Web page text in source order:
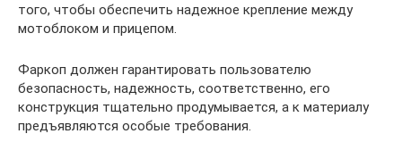
того, чтобы обеспечить надежное крепление между
мотоблоком и прицепом.
Фаркоп должен гарантировать пользователю
безопасность, надежность, соответственно, его
конструкция тщательно продумывается, а к материалу
предъявляются особые требования.